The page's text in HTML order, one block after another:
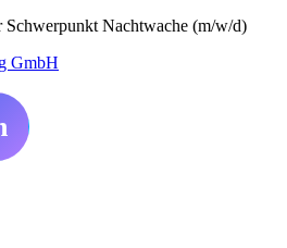
Nachtwache (m/w/d)
GmbH